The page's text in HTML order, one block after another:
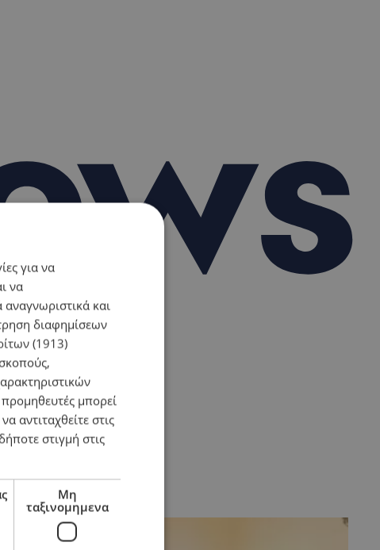
για να
να
και
διαφημίσεων
(1913)
μπορεί
αντιταχθείτε στις
στιγμή στις
Μη
ταξινομημενα